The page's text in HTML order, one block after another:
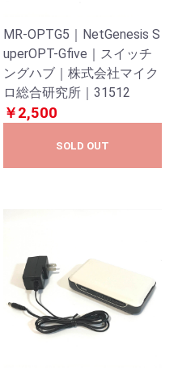
MR-OPTG5｜NetGenesis S
uperOPT-Gfive｜スイッチ
ングハブ｜株式会社マイク
ロ総合研究所｜31512
￥2,500
SOLD OUT